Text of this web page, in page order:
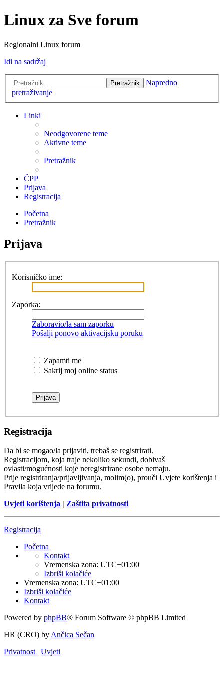
Linux za Sve forum
Regionalni Linux forum
Idi na sadržaj
Pretražnik
Napredno
pretraživanje
Linki
Neodgovorene teme
Aktivne teme
Pretražnik
ČPP
Prijava
Registracija
Početna
Pretražnik
Prijava
Korisničko ime:
Zaporka:
Zaboravio/la sam zaporku
Pošalji ponovo aktivacijsku poruku
Zapamti me
Sakrij moj online status
Registracija
Da bi se mogao/la prijaviti, trebaš se registrirati.
Registracijom, koja traje nekoliko sekundi, dobivaš
ovlasti/mogućnosti koje neregistrirane osobe nemaju.
Prije registriranja/prijavljivanja, molim(o), prouči Uvjete korištenja i
Pravila koja vrijede na forumu.
Uvjeti korištenja | Zaštita privatnosti
Registracija
Početna
Kontakt
Vremenska zona: UTC+01:00
Izbriši kolačiće
Vremenska zona: UTC+01:00
Izbriši kolačiće
Kontakt
Powered by phpBB® Forum Software © phpBB Limited
HR (CRO) by Ančica Sečan
Privatnost | Uvjeti